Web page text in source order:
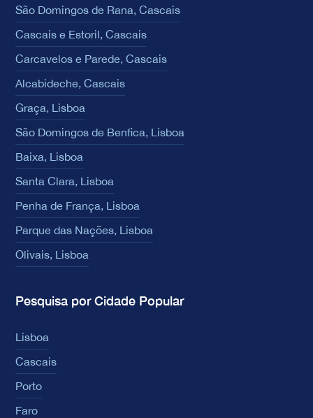
São Domingos de Rana, Cascais
Cascais e Estoril, Cascais
Carcavelos e Parede, Cascais
Alcabideche, Cascais
Graça, Lisboa
São Domingos de Benfica, Lisboa
Baixa, Lisboa
Santa Clara, Lisboa
Penha de França, Lisboa
Parque das Nações, Lisboa
Olivais, Lisboa
Pesquisa por Cidade Popular
Lisboa
Cascais
Porto
Faro